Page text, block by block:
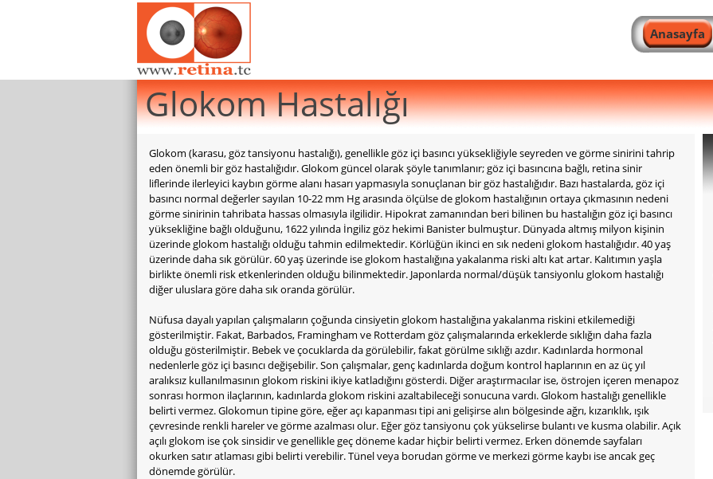
Anasayfa
Glokom Hastalığı
Glokom (karasu, göz tansiyonu hastalığı), genellikle göz içi basıncı yüksekliğiyle seyreden ve görme sinirini tahrip
eden önemli bir göz hastalığıdır. Glokom güncel olarak şöyle tanımlanır; göz içi basıncına bağlı, retina sinir
liflerinde ilerleyici kaybın görme alanı hasarı yapmasıyla sonuçlanan bir göz hastalığıdır. Bazı hastalarda, göz içi
basıncı normal değerler sayılan 10-22 mm Hg arasında ölçülse de glokom hastalığının ortaya çıkmasının nedeni
görme sinirinin tahribata hassas olmasıyla ilgilidir. Hipokrat zamanından beri bilinen bu hastalığın göz içi basıncı
yüksekliğine bağlı olduğunu, 1622 yılında İngiliz göz hekimi Banister bulmuştur. Dünyada altmış milyon kişinin
üzerinde glokom hastalığı olduğu tahmin edilmektedir. Körlüğün ikinci en sık nedeni glokom hastalığıdır. 40 yaş
üzerinde daha sık görülür. 60 yaş üzerinde ise glokom hastalığına yakalanma riski altı kat artar. Kalıtımın yaşla
birlikte önemli risk etkenlerinden olduğu bilinmektedir. Japonlarda normal/düşük tansiyonlu glokom hastalığı
diğer uluslara göre daha sık oranda görülür.
Nüfusa dayalı yapılan çalışmaların çoğunda cinsiyetin glokom hastalığına yakalanma riskini etkilemediği
gösterilmiştir. Fakat, Barbados, Framingham ve Rotterdam göz çalışmalarında erkeklerde sıklığın daha fazla
olduğu gösterilmiştir. Bebek ve çocuklarda da görülebilir, fakat görülme sıklığı azdır. Kadınlarda hormonal
nedenlerle göz içi basıncı değişebilir. Son çalışmalar, genç kadınlarda doğum kontrol haplarının en az üç yıl
aralıksız kullanılmasının glokom riskini ikiye katladığını gösterdi. Diğer araştırmacılar ise, östrojen içeren menapoz
sonrası hormon ilaçlarının, kadınlarda glokom riskini azaltabileceği sonucuna vardı. Glokom hastalığı genellikle
belirti vermez. Glokomun tipine göre, eğer açı kapanması tipi ani gelişirse alın bölgesinde ağrı, kızarıklık, ışık
çevresinde renkli hareler ve görme azalması olur. Eğer göz tansiyonu çok yükselirse bulantı ve kusma olabilir. Açık
açılı glokom ise çok sinsidir ve genellikle geç döneme kadar hiçbir belirti vermez. Erken dönemde sayfaları
okurken satır atlaması gibi belirti verebilir. Tünel veya borudan görme ve merkezi görme kaybı ise ancak geç
dönemde görülür.